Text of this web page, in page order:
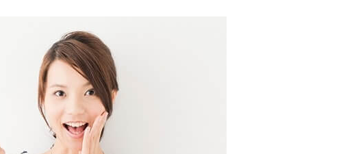
便利なコンテンツ
カードローン診断
カードローンQ&A
特集ページ